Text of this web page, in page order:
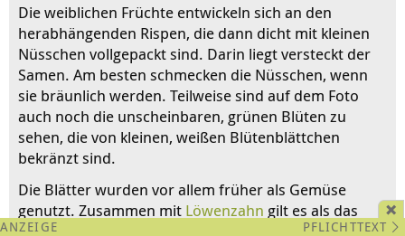
Die weiblichen Früchte entwickeln sich an den
herabhängenden Rispen, die dann dicht mit kleinen
Nüsschen vollgepackt sind. Darin liegt versteckt der
Samen. Am besten schmecken die Nüsschen, wenn
sie bräunlich werden. Teilweise sind auf dem Foto
auch noch die unscheinbaren, grünen Blüten zu
sehen, die von kleinen, weißen Blütenblättchen
bekränzt sind.
Die Blätter wurden vor allem früher als Gemüse
genutzt. Zusammen mit Löwenzahn gilt es als das
gesündeste einheimische Kraut.
PFLICHTTEXT